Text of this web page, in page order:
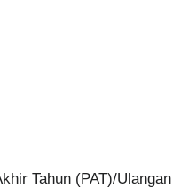
Tahun (PAT)/Ulangan